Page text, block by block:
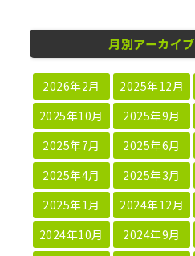
月別アーカイブ
2026年2月 2025年12月
2025年10月
2025年9月
2025年7月
2025年6月
2025年4月
2025年3月
2025年1月
2024年12月
2024年10月
2024年9月